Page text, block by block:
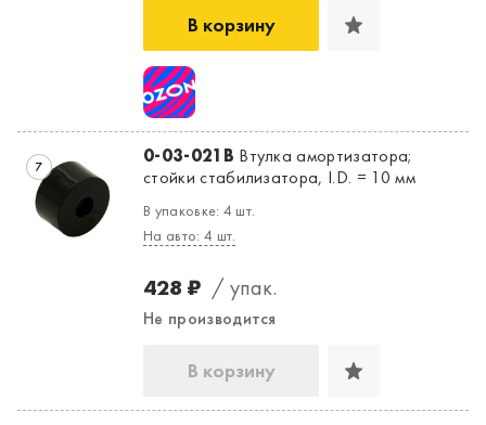
В корзину
7 0-03-021B Втулка амортизатора;
стойки стабилизатора, I.D. = 10 мм
В упаковке: 4 шт.
На авто: 4 шт.
428 ₽ / упак.
Не производится
В корзину